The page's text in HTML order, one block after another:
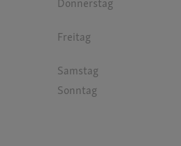
Donnerstag
Freitag
Samstag
Sonntag